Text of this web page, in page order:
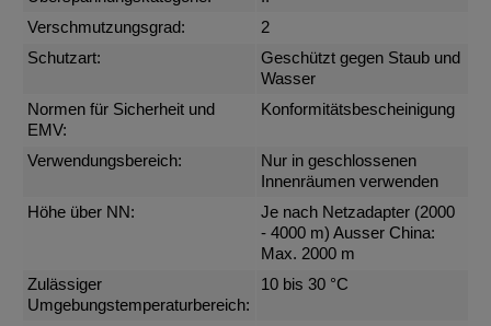
Verschmutzungsgrad:
2
Schutzart:
Geschützt gegen Staub und
Wasser
Normen für Sicherheit und
EMV:
Konformitätsbescheinigung
Verwendungsbereich:
Nur in geschlossenen
Innenräumen verwenden
Höhe über NN:
Je nach Netzadapter (2000
- 4000 m) Ausser China:
Max. 2000 m
Zulässiger
Umgebungstemperaturbereich:
10 bis 30 °C